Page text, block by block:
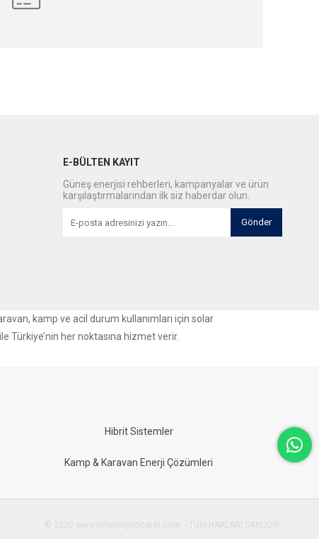
E-BÜLTEN KAYIT
Güneş enerjisi rehberleri, kampanyalar ve ürün
karşılaştırmalarından ilk siz haberdar olun.
Gönder
kamp ve acil durum kullanımları için solar
Türkiye’nin her noktasına hizmet verir.
Hibrit Sistemler
Kamp & Karavan Enerji Çözümleri
© 2020 www.milenerjieticaret.com - TÜM HAKLARI SAKLIDIR.